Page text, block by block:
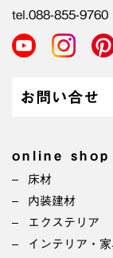
tel.088-855-
お問い合せ
online shop
床材
内装建材
エクステリア
インテリア・家